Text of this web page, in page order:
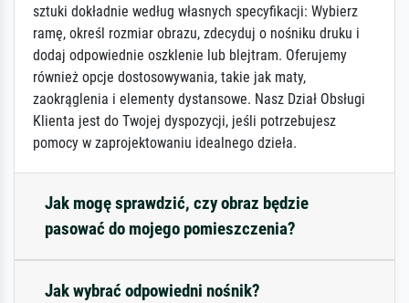
sztuki dokładnie według własnych specyfikacji: Wybierz
ramę, określ rozmiar obrazu, zdecyduj o nośniku druku i
dodaj odpowiednie oszklenie lub blejtram. Oferujemy
również opcje dostosowywania, takie jak maty,
zaokrąglenia i elementy dystansowe. Nasz Dział Obsługi
Klienta jest do Twojej dyspozycji, jeśli potrzebujesz
pomocy w zaprojektowaniu idealnego dzieła.
Jak mogę sprawdzić, czy obraz będzie
pasować do mojego pomieszczenia?
Jak wybrać odpowiedni nośnik?